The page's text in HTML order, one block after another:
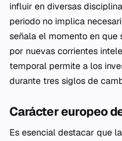
influir en diversas
periodo no implica
señala el momento en
por nuevas corrientes
temporal permite a los
durante tres siglos de
Carácter europeo
Es esencial destacar que